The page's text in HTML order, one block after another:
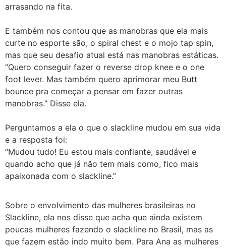
arrasando na fita.
E também nos contou que as manobras que ela mais
curte no esporte são, o spiral chest e o mojo tap spin,
mas que seu desafio atual está nas manobras estáticas.
“Quero conseguir fazer o reverse drop knee e o one
foot lever. Mas também quero aprimorar meu Butt
bounce pra começar a pensar em fazer outras
manobras.” Disse ela.
Perguntamos a ela o que o slackline mudou em sua vida
e a resposta foi:
“Mudou tudo! Eu estou mais confiante, saudável e
quando acho que já não tem mais como, fico mais
apaixonada com o slackline.”
Sobre o envolvimento das mulheres brasileiras no
Slackline, ela nos disse que acha que ainda existem
poucas mulheres fazendo o slackline no Brasil, mas as
que fazem estão indo muito bem. Para Ana as mulheres